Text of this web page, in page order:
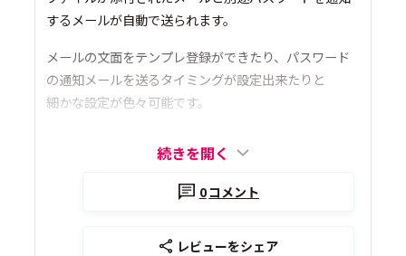
するメールが自動で送られます。
メールの文面をテンプレ登録ができたり、パスワード
の通知メールを送るタイミングが設定出来たりと
細かな設定が色々可能です。
続きを開く
0コメント
レビューをシェア